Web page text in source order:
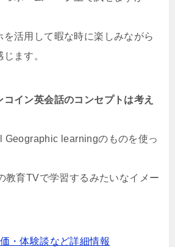
活用して暇な時に楽しみながら
ます。
コイン英会話のコンセプトは考え
Geographic learningのものを使っ
教育TVで学習するみたいなイメー
・体験談など詳細情報